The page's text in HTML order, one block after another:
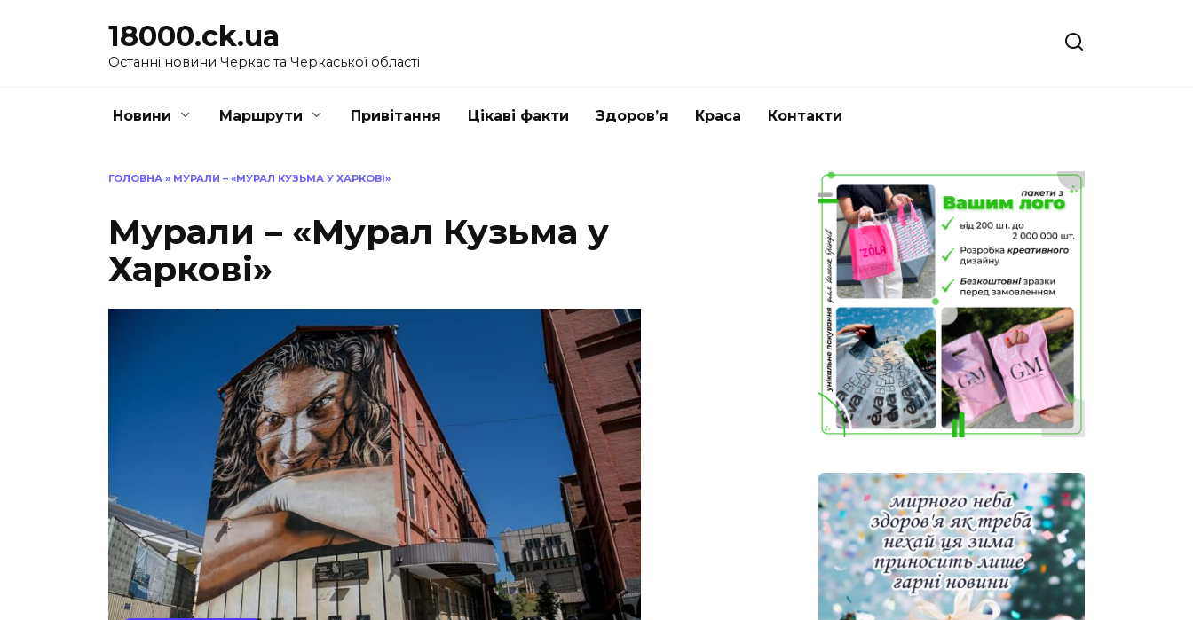
18000.ck.ua
Останні новини Черкас та Черкаської області
Новини Маршрути Привітання Цікаві факти Здоров’я Краса Контакти
ГОЛОВНА » МУРАЛИ – «МУРАЛ КУЗЬМА У ХАРКОВІ»
Мурали – «Мурал Кузьма у
Харкові»